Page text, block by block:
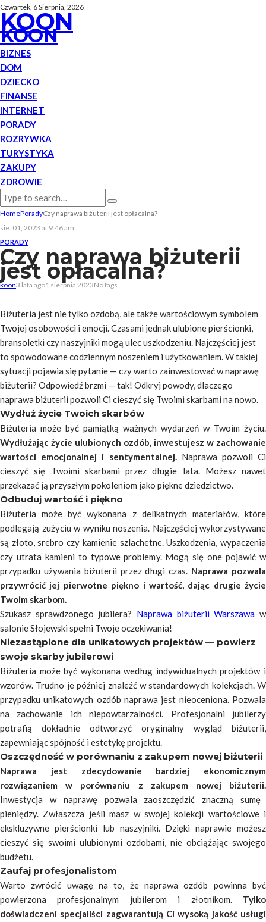
Czwartek, 6 Sierpnia, 2026
KOON
KOON
BIZNES
DOM
DZIECKO
FINANSE
INTERNET
PORADY
ROZRYWKA
TURYSTYKA
ZAKUPY
ZDROWIE
HomePoradyCzy naprawa biżuterii jest opłacalna?
sie. 01, 2023 at 9:46 am
PORADY
Czy naprawa biżuterii
jest opłacalna?
koon3 lata ago1 sierpnia 2023No tags
Biżuteria jest nie tylko ozdobą, ale także wartościowym symbolem
Twojej osobowości i emocji. Czasami jednak ulubione pierścionki,
bransoletki czy naszyjniki mogą ulec uszkodzeniu. Najczęściej jest
to spowodowane codziennym noszeniem i użytkowaniem. W takiej
sytuacji pojawia się pytanie — czy warto zainwestować w naprawę
biżuterii? Odpowiedź brzmi — tak! Odkryj powody, dlaczego
naprawa biżuterii pozwoli Ci cieszyć się Twoimi skarbami na nowo.
Wydłuż życie Twoich skarbów
Biżuteria może być pamiątką ważnych wydarzeń w Twoim życiu.
Wydłużając życie ulubionych ozdób, inwestujesz w zachowanie
wartości emocjonalnej i sentymentalnej. Naprawa pozwoli Ci
cieszyć się Twoimi skarbami przez długie lata. Możesz nawet
przekazać ją przyszłym pokoleniom jako piękne dziedzictwo.
Odbuduj wartość i piękno
Biżuteria może być wykonana z delikatnych materiałów, które
podlegają zużyciu w wyniku noszenia. Najczęściej wykorzystywane
są złoto, srebro czy kamienie szlachetne. Uszkodzenia, wypaczenia
czy utrata kamieni to typowe problemy. Mogą się one pojawić w
przypadku używania biżuterii przez długi czas. Naprawa pozwala
przywrócić jej pierwotne piękno i wartość, dając drugie życie
Twoim skarbom.
Szukasz sprawdzonego jubilera? Naprawa biżuterii Warszawa w
salonie Słojewski spełni Twoje oczekiwania!
Niezastąpione dla unikatowych projektów — powierz
swoje skarby jubilerowi
Biżuteria może być wykonana według indywidualnych projektów i
wzorów. Trudno je później znaleźć w standardowych kolekcjach. W
przypadku unikatowych ozdób naprawa jest nieoceniona. Pozwala
na zachowanie ich niepowtarzalności. Profesjonalni jubilerzy
potrafią dokładnie odtworzyć oryginalny wygląd biżuterii,
zapewniając spójność i estetykę projektu.
Oszczędność w porównaniu z zakupem nowej biżuterii
Naprawa jest zdecydowanie bardziej ekonomicznym
rozwiązaniem w porównaniu z zakupem nowej biżuterii.
Inwestycja w naprawę pozwala zaoszczędzić znaczną sumę
pieniędzy. Zwłaszcza jeśli masz w swojej kolekcji wartościowe i
ekskluzywne pierścionki lub naszyjniki. Dzięki naprawie możesz
cieszyć się swoimi ulubionymi ozdobami, nie obciążając swojego
budżetu.
Zaufaj profesjonalistom
Warto zwrócić uwagę na to, że naprawa ozdób powinna być
powierzona profesjonalnym jubilerom i złotnikom. Tylko
doświadczeni specjaliści zagwarantują Ci wysoką jakość usługi